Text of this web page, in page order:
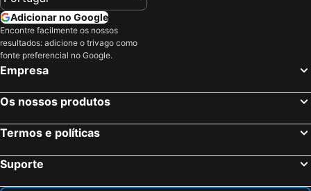
Adicionar no Google
Encontre facilmente os nossos
resultados: adicione o trivago como
fonte preferencial no Google.
Empresa
Os nossos produtos
Termos e políticas
Suporte